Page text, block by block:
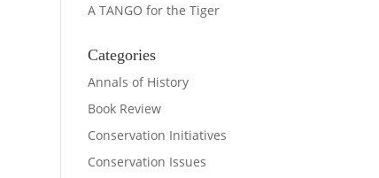
A TANGO for the Tiger
Categories
Annals of History
Book Review
Conservation Initiatives
Conservation Issues